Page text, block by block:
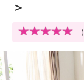
＞
（